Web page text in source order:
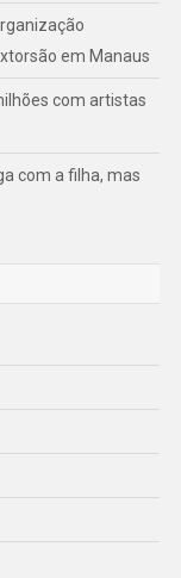
em Manaus
com artistas
com a filha, mas